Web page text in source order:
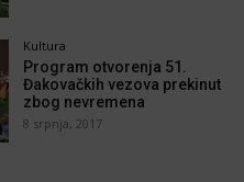
Kultura
Program otvorenja 51.
Đakovačkih vezova prekinut
zbog nevremena
8 srpnja, 2017